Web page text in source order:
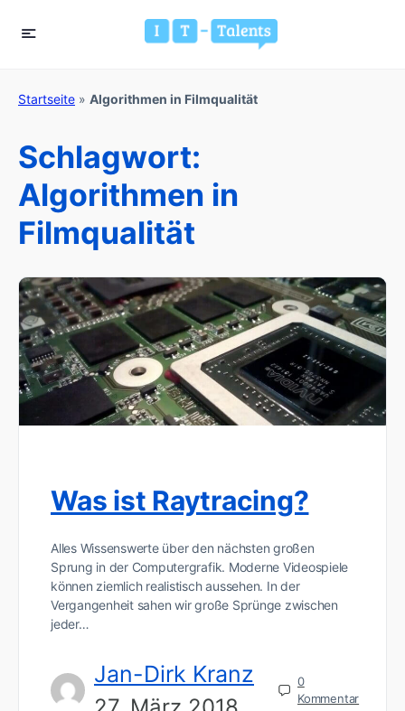
Startseite » Algorithmen in Filmqualität
Schlagwort:
Algorithmen in
Filmqualität
Was ist Raytracing?
Alles Wissenswerte über den nächsten großen
Sprung in der Computergrafik. Moderne Videospiele
können ziemlich realistisch aussehen. In der
Vergangenheit sahen wir große Sprünge zwischen
jeder…
Jan-Dirk Kranz
0
Kommentar